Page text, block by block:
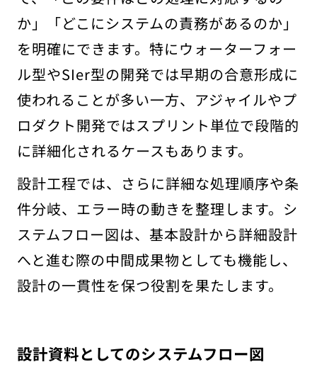
か」「どこにシステムの責務があるのか」
を明確にできます。特にウォーターフォー
ル型やSIer型の開発では早期の合意形成に
使われることが多い一方、アジャイルやプ
ロダクト開発ではスプリント単位で段階的
に詳細化されるケースもあります。
設計工程では、さらに詳細な処理順序や条
件分岐、エラー時の動きを整理します。シ
ステムフロー図は、基本設計から詳細設計
へと進む際の中間成果物としても機能し、
設計の一貫性を保つ役割を果たします。
設計資料としてのシステムフロー図